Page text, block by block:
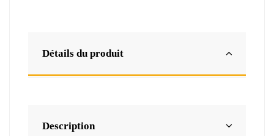
Détails du produit
Description